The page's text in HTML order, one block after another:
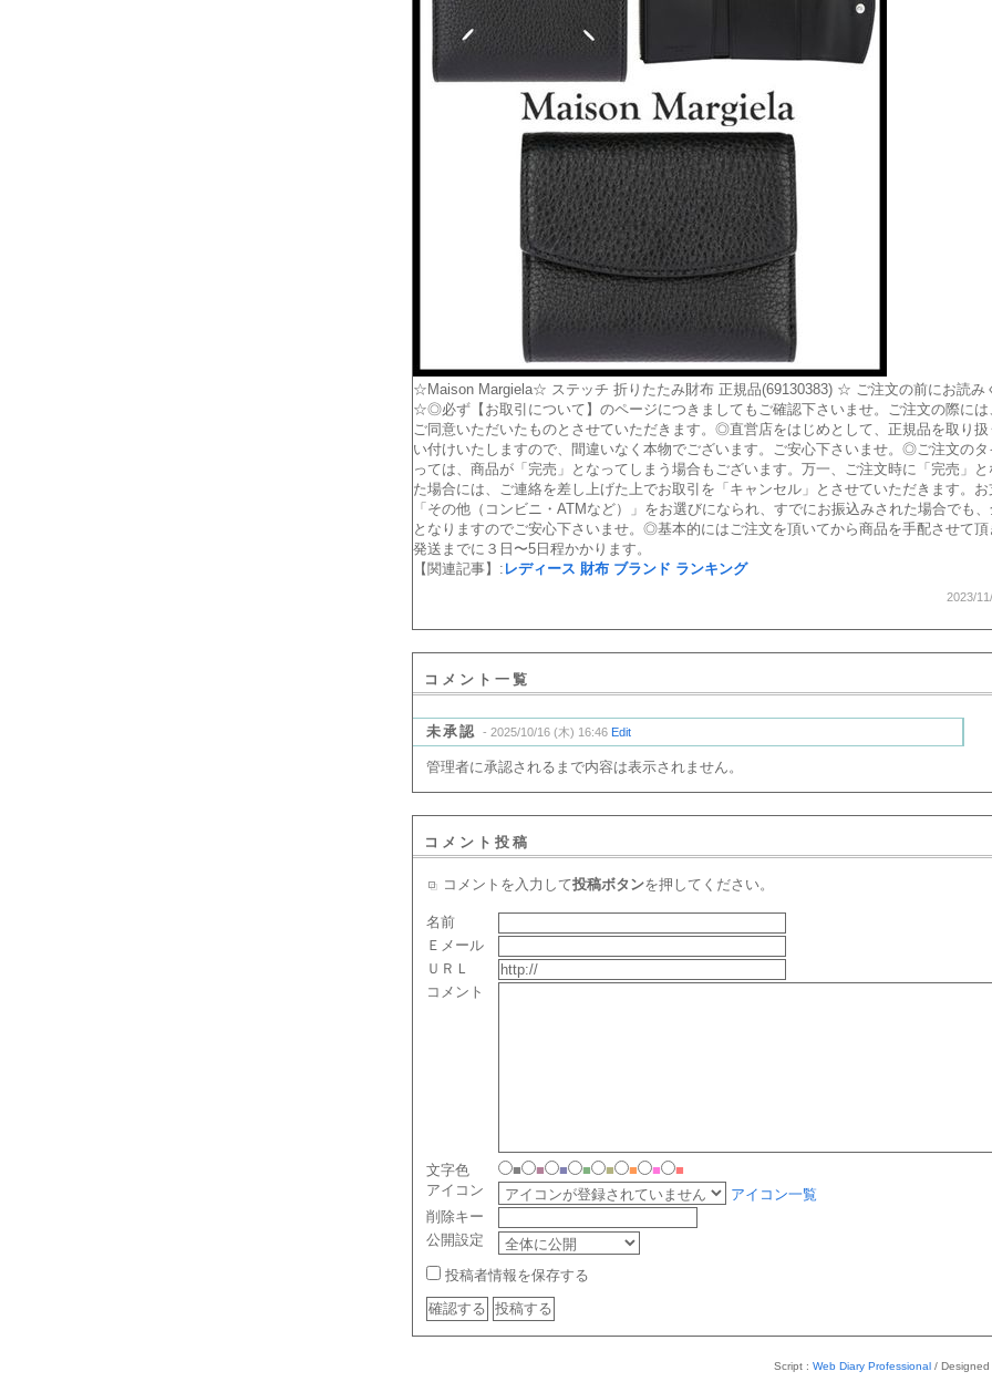
☆Maison Margiela☆ ステッチ 折りたたみ財布 正規品(69130383) ☆ ご注文の前にお読み
☆◎必ず【お取引について】のページにつきましてもご確認下さいませ。ご注文の際には
ご同意いただいたものとさせていただきます。◎直営店をはじめとして、正規品を取り扱
い付けいたしますので、間違いなく本物でございます。ご安心下さいませ。◎ご注文のタ
っては、商品が「完売」となってしまう場合もございます。万一、ご注文時に「完売」と
た場合には、ご連絡を差し上げた上でお取引を「キャンセル」とさせていただきます。
「その他（コンビニ・ATMなど）」をお選びになられ、すでにお振込みされた場合でも
となりますのでご安心下さいませ。◎基本的にはご注文を頂いてから商品を手配させて頂
発送までに３日〜5日程かかります。
【関連記事】: レディース 財布 ブランド ランキング
2023/
コメント一覧
未承認 - 2025/10/16 (木) 16:46 Edit
管理者に承認されるまで内容は表示されません。
コメント投稿
コメントを入力して投稿ボタンを押してください。
名前
Ｅメール
ＵＲＬ
コメント
文字色 ■ ■ ■ ■ ■ ■ ■
■
アイコン
アイコン一覧
削除キー
公開設定
投稿者情報を保存する
Script : Web Diary Professional / Designed